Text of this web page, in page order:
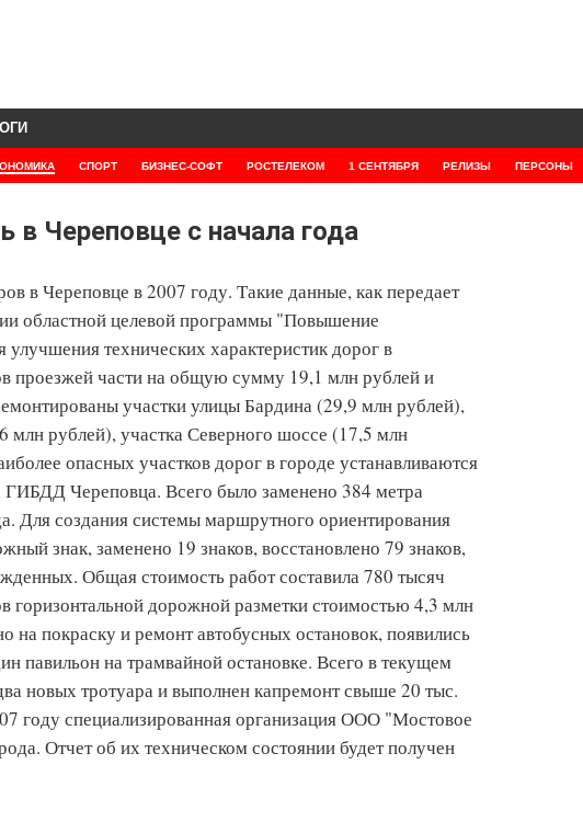
СПОРТ БИЗНЕС-СОФТ РОСТЕЛЕКОМ 1 СЕНТЯБРЯ РЕЛИЗЫ ПЕРСОНЫ
Череповце с начала года
в Череповце в 2007 году. Такие данные, как передает
областной целевой программы "Повышение
технических характеристик дорог в
проезжей части на общую сумму 19,1 млн рублей и
участки улицы Бардина (29,9 млн рублей),
рублей), участка Северного шоссе (17,5 млн
опасных участков дорог в городе устанавливаются
Череповца. Всего было заменено 384 метра
Для создания системы маршрутного ориентирования
знак, заменено 19 знаков, восстановлено 79 знаков,
Общая стоимость работ составила 780 тысяч
горизонтальной дорожной разметки стоимостью 4,3 млн
покраску и ремонт автобусных остановок, появились
павильон на трамвайной остановке. Всего в текущем
новых тротуара и выполнен капремонт свыше 20 тыс.
году специализированная организация ООО "Мостовое
Отчет об их техническом состоянии будет получен